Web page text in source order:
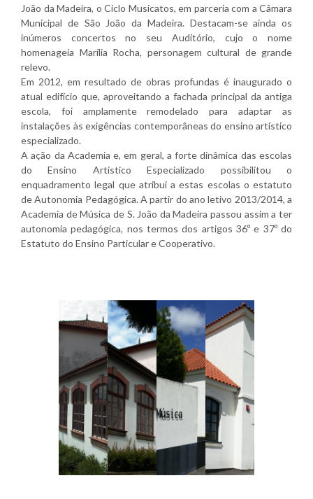
João da Madeira, o Ciclo Musicatos, em parceria com a Câmara
Municipal de São João da Madeira. Destacam-se ainda os
inúmeros concertos no seu Auditório, cujo o nome
homenageia Marília Rocha, personagem cultural de grande
relevo.
Em 2012, em resultado de obras profundas é inaugurado o
atual edifício que, aproveitando a fachada principal da antiga
escola, foi amplamente remodelado para adaptar as
instalações às exigências contemporâneas do ensino artístico
especializado.
A ação da Academia e, em geral, a forte dinâmica das escolas
do Ensino Artístico Especializado possibilitou o
enquadramento legal que atribui a estas escolas o estatuto
de Autonomia Pedagógica. A partir do ano letivo 2013/2014, a
Academia de Música de S. João da Madeira passou assim a ter
autonomia pedagógica, nos termos dos artigos 36º e 37º do
Estatuto do Ensino Particular e Cooperativo.